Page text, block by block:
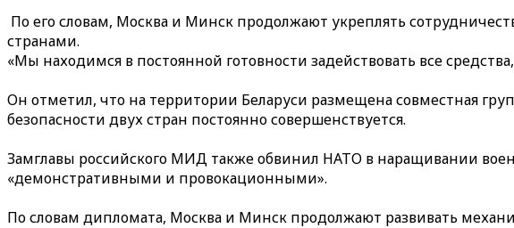
По его словам, Москва и Минск продолжают укреплять
странами.
«Мы находимся в постоянной готовности задействовать все
Он отметил, что на территории Беларуси размещена совместная
безопасности двух стран постоянно совершенствуется.
Замглавы российского МИД также обвинил НАТО в наращивании
«демонстративными и провокационными».
По словам дипломата, Москва и Минск продолжают развивать